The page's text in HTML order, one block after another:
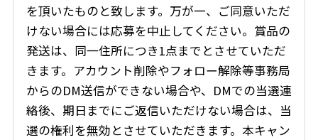
を頂いたものと致します。万が一、ご同意いただ
けない場合には応募を中止してください。賞品の
発送は、同一住所につき1点までとさせていただ
きます。アカウント削除やフォロー解除等事務局
からのDM送信ができない場合や、DMでの当選連
絡後、期日までにご返信いただけない場合は、当
選の権利を無効とさせていただきます。本キャン